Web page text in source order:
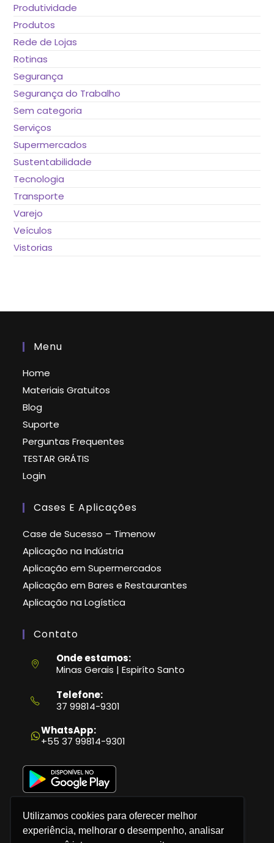
Utilizamos cookies para oferecer melhor
experiência, melhorar o desempenho, analisar
Produtividade
Produtos
Rede de Lojas
Rotinas
Segurança
Segurança do Trabalho
Sem categoria
Serviços
Supermercados
Sustentabilidade
Tecnologia
Transporte
Varejo
Veículos
Vistorias
Menu
Home
Materiais Gratuitos
Blog
Suporte
Perguntas Frequentes
TESTAR GRÁTIS
Login
Cases E Aplicações
Case de Sucesso – Timenow
Aplicação na Indústria
Aplicação em Supermercados
Aplicação em Bares e Restaurantes
Aplicação na Logística
Contato
Onde estamos:
Minas Gerais | Espiríto Santo
Telefone:
37 99814-9301
em
seu
aplicativo
WhatsApp:
+55 37 99814-9301